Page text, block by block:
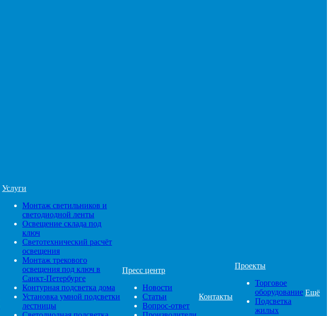
Услуги
Монтаж светильников и
светодиодной ленты
Освещение склада под
ключ
Светотехнический расчёт
освещения
Монтаж трекового
освещения под ключ в
Санкт-Петербурге
Контурная подсветка дома
Установка умной подсветки
лестницы
Пресс центр
Новости
Статьи
Вопрос-ответ
Контакты
Проекты
Торговое
оборудование
Подсветка
жилых
Ещё